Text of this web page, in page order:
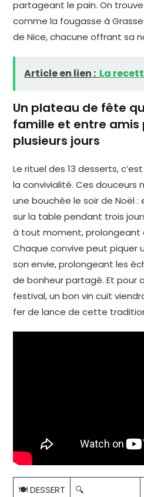
partageant le pain. On
comme la fougasse à
de Nice, chacune offrant sa
Article en lien : La
Un plateau de fête
famille et entre amis
plusieurs jours
Le rituel des 13 desserts,
la convivialité. Ces douceurs
une bouchée le soir de Noël
sur la table pendant trois
à tout moment, prolongeant
Chaque convive peut piquer
son envie, prolongeant les
de bonheur partagé. Et pour
festival, un bon vin cuit
fer de lance de cette
🍽️ DESSERT
🔍